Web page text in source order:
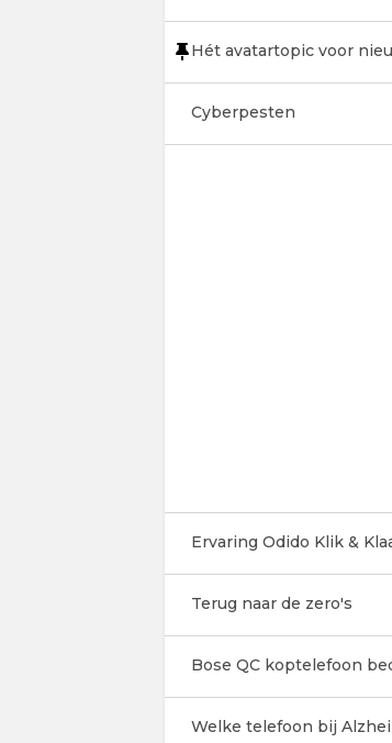
Hét avatartopic voor
Cyberpesten
Ervaring Odido Klik &
Terug naar de zero's
Bose QC koptelefoon
Welke telefoon bij